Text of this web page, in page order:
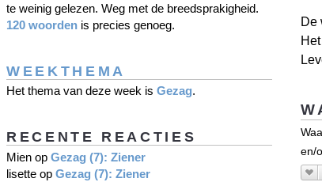
De
en/
te weinig gelezen. Weg met de breedsprakigheid.
120 woorden is precies genoeg.
WEEKTHEMA
Het thema van deze week is Gezag.
RECENTE REACTIES
Mien op Gezag (7): Ziener
lisette op Gezag (7): Ziener